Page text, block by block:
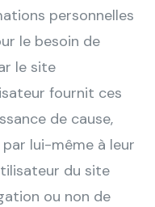
personnelles
le besoin de
le site
fournit ces
de cause,
lui-même à leur
du site
ou non de